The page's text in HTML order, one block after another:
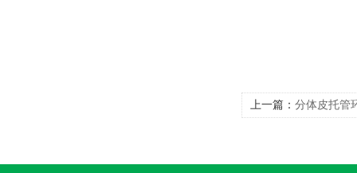
上一篇： 分体皮托管